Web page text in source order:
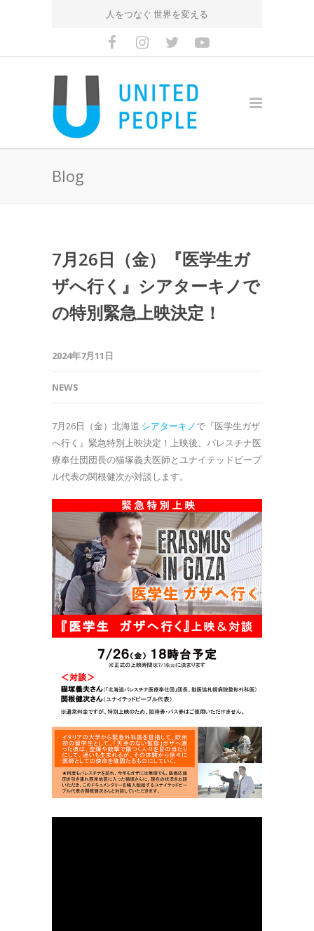
人をつなぐ 世界を変える
Blog
7月26日（金）『医学生ガ
ザへ行く』シアターキノで
の特別緊急上映決定！
2024年7月11日
NEWS
7月26日（金）北海道 シアターキノで『医学生ガザ
へ行く』緊急特別上映決定！上映後、パレスチナ医
療奉仕団団長の猫塚義夫医師とユナイテッドピープ
ル代表の関根健次が対談します。